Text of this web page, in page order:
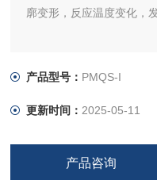
廓变形，反应温度变化，
产品型号： PMQS-I
更新时间： 2025-05-11
产品咨询